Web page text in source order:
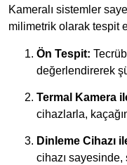
Kameralı sistemler
milimetrik olarak tespit
Ön Tespit:
değerlendirerek
Termal Kamera
cihazlarla,
Dinleme Cihazı
cihazı sayesinde,